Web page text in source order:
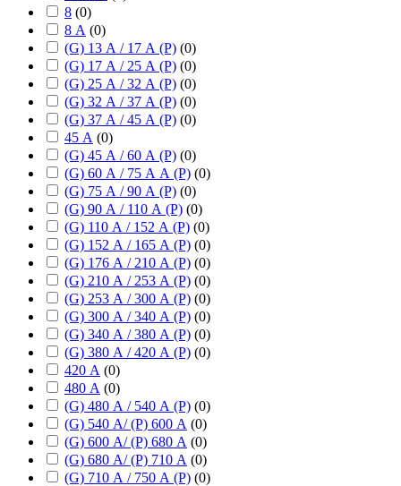
8 (0)
8 А (0)
(G) 13 А / 17 А (P) (0)
(G) 17 А / 25 А (P) (0)
(G) 25 А / 32 А (P) (0)
(G) 32 А / 37 А (P) (0)
(G) 37 А / 45 А (P) (0)
45 А (0)
(G) 45 А / 60 А (P) (0)
(G) 60 А / 75 А А (P) (0)
(G) 75 А / 90 А (P) (0)
(G) 90 А / 110 А (P) (0)
(G) 110 А / 152 А (P) (0)
(G) 152 А / 165 А (P) (0)
(G) 176 А / 210 А (P) (0)
(G) 210 А / 253 А (P) (0)
(G) 253 А / 300 А (P) (0)
(G) 300 А / 340 А (P) (0)
(G) 340 А / 380 А (P) (0)
(G) 380 А / 420 А (P) (0)
420 А (0)
480 А (0)
(G) 480 А / 540 А (P) (0)
(G) 540 А/ (P) 600 А (0)
(G) 600 А/ (P) 680 А (0)
(G) 680 А/ (P) 710 А (0)
(G) 710 А / 750 А (P) (0)